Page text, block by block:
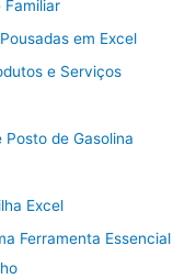
Familiar
em Excel
e Serviços
de Gasolina
Excel
Ferramenta Essencial